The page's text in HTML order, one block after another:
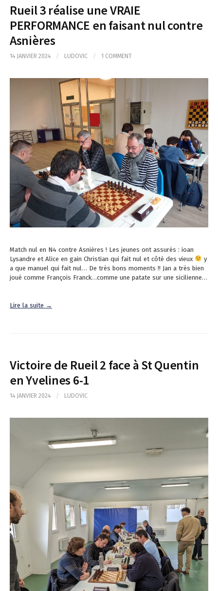
Rueil 3 réalise une VRAIE
PERFORMANCE en faisant nul contre
Asnières
14 JANVIER 2024 / LUDOVIC / 1 COMMENT
Match nul en N4 contre Asnières ! Les jeunes ont assurés : ioan
Lysandre et Alice en gain Christian qui fait nul et côté des vieux
y
a que manuel qui fait nul… De très bons moments !! Jan a très bien
joué comme François Franck…comme une patate sur une sicilienne…
Lire la suite →
Victoire de Rueil 2 face à St Quentin
en Yvelines 6-1
14 JANVIER 2024 / LUDOVIC